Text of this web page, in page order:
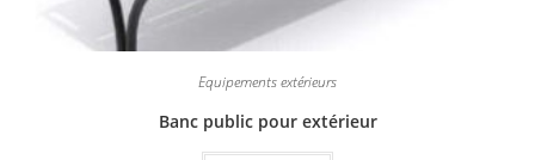
Equipements extérieurs
Banc public pour extérieur